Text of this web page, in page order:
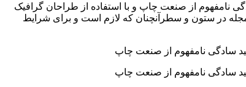
نامفهوم از صنعت چاپ و با استفاده از طراحان گرافیک
در ستون و سطرآنچنان که لازم است و برای شرایط
سادگی نامفهوم از صنعت چاپ
سادگی نامفهوم از صنعت چاپ